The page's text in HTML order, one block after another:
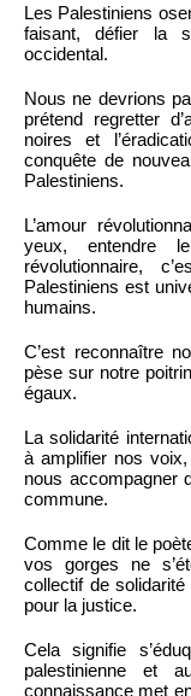
Les Palestiniens
faisant, défier la
occidental.
Nous ne devrions
prétend regretter
noires et
conquête de
Palestiniens.
L’amour
yeux, entendre
révolutionnaire,
Palestiniens est
humains.
C’est reconnaître
pèse sur notre
égaux.
La solidarité
à amplifier nos
nous accompagner
commune.
Comme le dit le
vos gorges ne
collectif de
pour la justice.
Cela signifie
palestinienne et
connaissance met